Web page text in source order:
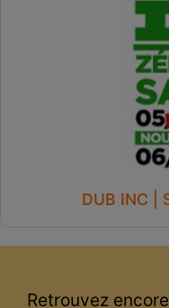
DUB INC |
Retrouvez